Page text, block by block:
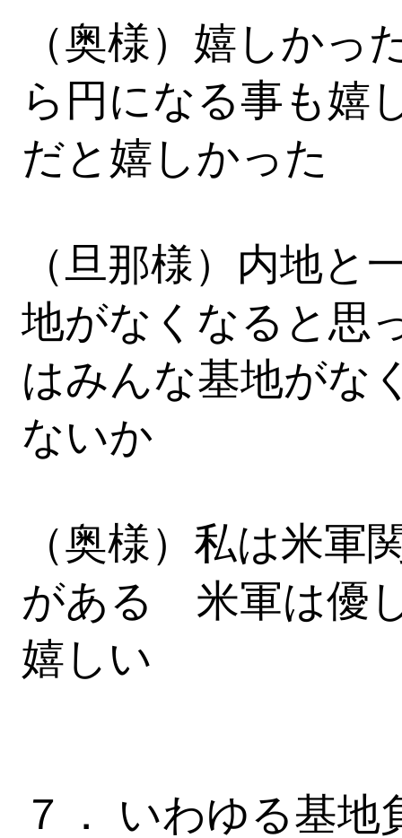
（奥様）嬉しか
ら円になる事も
だと嬉しかった
（旦那様）内地
地がなくなると思
はみんな基地がな
ないか
（奥様）私は米軍
がある 米軍は優
嬉しい
７． いわゆる基